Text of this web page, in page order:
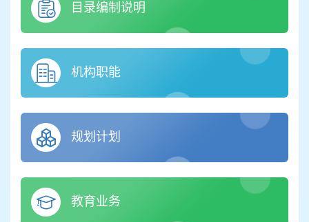
目录编制说明
机构职能
规划计划
教育业务